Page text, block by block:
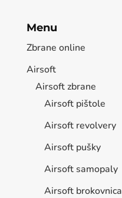
Menu
Zbrane online
Airsoft
Airsoft zbrane
Airsoft pištole
Airsoft revolvery
Airsoft pušky
Airsoft samopaly
Airsoft brokovnica